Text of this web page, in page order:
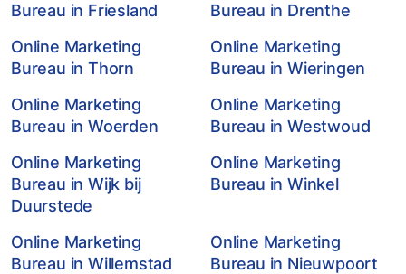
Bureau in Friesland
Bureau in Drenthe
Online Marketing
Bureau in Thorn
Online Marketing
Bureau in Wieringen
Online Marketing
Bureau in Woerden
Online Marketing
Bureau in Westwoud
Online Marketing
Bureau in Wijk bij
Duurstede
Online Marketing
Bureau in Winkel
Online Marketing
Bureau in Willemstad
Online Marketing
Bureau in Nieuwpoort